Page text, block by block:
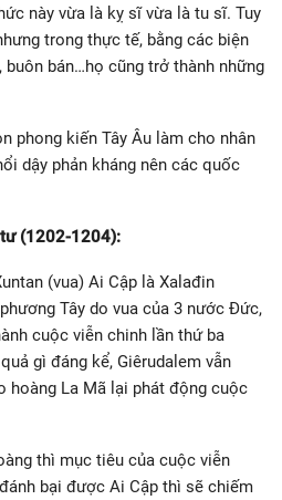
này vừa là kỵ sĩ vừa là tu sĩ. Tuy
trong thực tế, bằng các biện
bán…họ cũng trở thành những
phong kiến Tây Âu làm cho nhân
dậy phản kháng nên các quốc
(1202-1204):
(vua) Ai Cập là Xalađin
Tây do vua của 3 nước Đức,
cuộc viễn chinh lần thứ ba
gì đáng kể, Giêrudalem vẫn
hoàng La Mã lại phát động cuộc
thì mục tiêu của cuộc viễn
bại được Ai Cập thì sẽ chiếm